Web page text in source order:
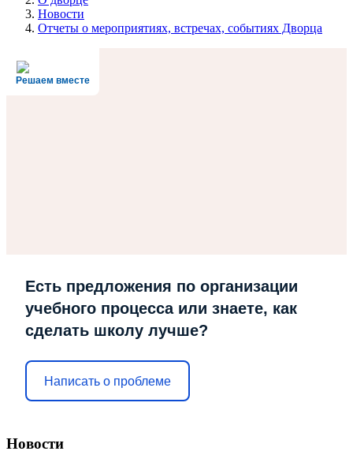
Новости
Отчеты о мероприятиях, встречах, событиях Дворца
Решаем вместе
Есть предложения по организации
учебного процесса или знаете, как
сделать школу лучше?
Написать о проблеме
Новости